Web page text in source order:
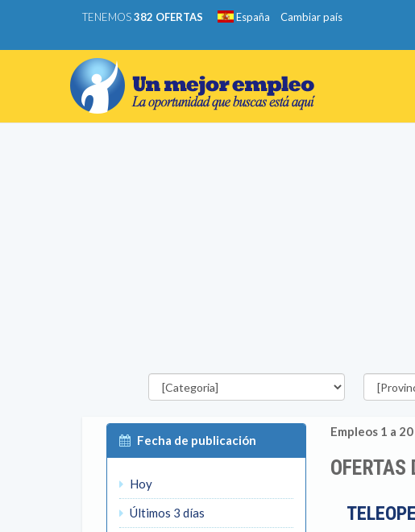
TENEMOS382 OFERTAS España Cambiar país
Categorías Provincia
Fecha de publicación
Hoy
Últimos 3 días
Empleos 1 a